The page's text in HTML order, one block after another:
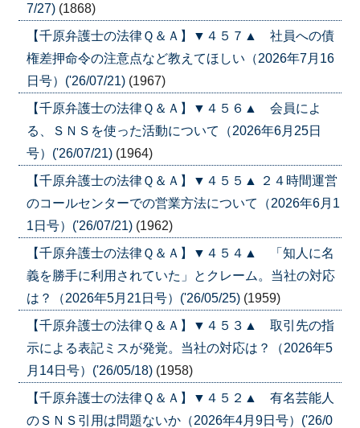
7/27) (1868)
【千原弁護士の法律Ｑ＆Ａ】▼４５７▲ 社員への債
権差押命令の注意点など教えてほしい（2026年7月16
日号）('26/07/21) (1967)
【千原弁護士の法律Ｑ＆Ａ】▼４５６▲ 会員によ
る、ＳＮＳを使った活動について（2026年6月25日
号）('26/07/21) (1964)
【千原弁護士の法律Ｑ＆Ａ】▼４５５▲ ２４時間運営
のコールセンターでの営業方法について（2026年6月1
1日号）('26/07/21) (1962)
【千原弁護士の法律Ｑ＆Ａ】▼４５４▲ 「知人に名
義を勝手に利用されていた」とクレーム。当社の対応
は？（2026年5月21日号）('26/05/25) (1959)
【千原弁護士の法律Ｑ＆Ａ】▼４５３▲ 取引先の指
示による表記ミスが発覚。当社の対応は？（2026年5
月14日号）('26/05/18) (1958)
【千原弁護士の法律Ｑ＆Ａ】▼４５２▲ 有名芸能人
のＳＮＳ引用は問題ないか（2026年4月9日号）('26/0